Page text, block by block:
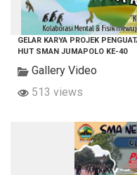
GELAR KARYA PROJEK
HUT SMAN JUMAPOLO KE-40
Gallery Video
513 views